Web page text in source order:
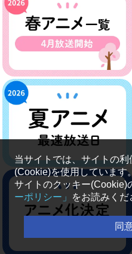
当サイトでは、サイトの
(Cookie)を使用しています。
サイトのクッキー(Cookie)
ーポリシー」
をお読みくだ
同